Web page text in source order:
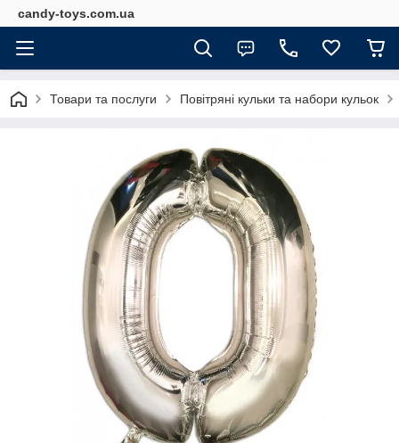
candy-toys.com.ua
Товари та послуги Повітряні кульки та набори кульок